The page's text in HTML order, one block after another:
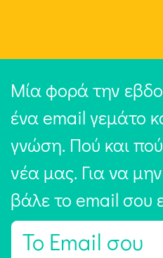
Μία φορά την
ένα email γεμάτο
γνώση. Πού και
νέα μας. Για να
βάλε το email σου
E